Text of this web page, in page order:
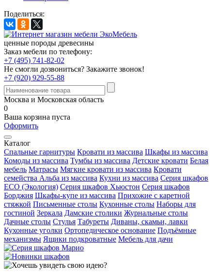
Поделиться:
ценные породы древесины
Заказ мебели по телефону:
+7 (495) 741-82-02
Не смогли дозвониться? Закажите звонок!
+7 (920) 929-55-88
Москва и Московская область
0
Ваша корзина пуста
Оформить
Каталог
Спальные гарнитуры Кровати из массива Шкафы из массива
Комоды из массива Тумбы из массива Детские кровати Белая
мебель Матрасы Мягкие кровати из массива Кровати
семейства Альба из массива Кухни из массива Серия шкафов
ECO (Экология) Серия шкафов Хьюстон Серия шкафов
Борджия Шкафы-купе из массива Прихожие с каретной
стяжкой Письменные столы Кухонные столы Наборы для
гостиной Зеркала Дамские столики Журнальные столы
Дачные столы Стулья Табуреты Диваны, скамьи, лавки
Кухонные уголки Ортопедическое основание Подъёмные
механизмы Ящики подкроватные Мебель для дачи